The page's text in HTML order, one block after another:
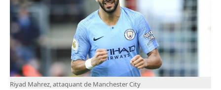
Riyad Mahrez, attaquant de Manchester City